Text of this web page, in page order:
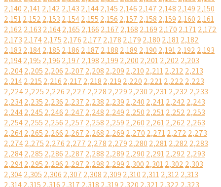
2,140 2,1412,142 2,143 2,1442,145 2,146 2,147 2,148 2,149 2,150
2,1512,152 2,153 2,1542,155 2,156 2,157 2,158 2,159 2,160 2,161
2,162 2,163 2,1642,165 2,166 2,167 2,168 2,169 2,170 2,1712,172
2,173 2,1742,175 2,176 2,177 2,178 2,179 2,180 2,1812,182
2,183 2,1842,185 2,186 2,187 2,188 2,189 2,190 2,1912,192 2,193
2,1942,195 2,196 2,197 2,198 2,199 2,200 2,2012,202 2,203
2,2042,205 2,206 2,207 2,208 2,209 2,210 2,2112,212 2,213
2,2142,215 2,216 2,217 2,218 2,219 2,220 2,2212,222 2,223
2,2242,225 2,226 2,227 2,228 2,229 2,230 2,2312,232 2,233
2,2342,235 2,236 2,237 2,238 2,239 2,240 2,2412,242 2,243
2,2442,245 2,246 2,247 2,248 2,249 2,250 2,2512,252 2,253
2,2542,255 2,256 2,257 2,258 2,259 2,260 2,2612,262 2,263
2,2642,265 2,266 2,267 2,268 2,269 2,270 2,2712,272 2,273
2,2742,275 2,276 2,277 2,278 2,279 2,280 2,2812,282 2,283
2,2842,285 2,286 2,287 2,288 2,289 2,290 2,2912,292 2,293
2,2942,295 2,296 2,297 2,298 2,299 2,300 2,3012,302 2,303
2,3042,305 2,306 2,307 2,308 2,309 2,310 2,3112,312 2,313